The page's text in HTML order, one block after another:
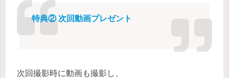
特典② 次回動画プレゼント
次回撮影時に動画も撮影し、